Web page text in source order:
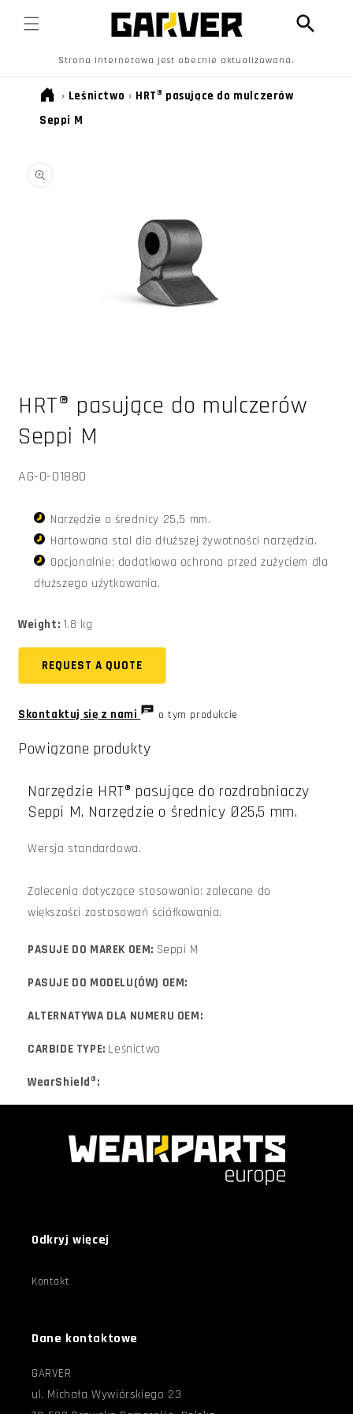
DO
TREŚCI
Strona internetowa jest obecnie aktualizowana.
› Leśnictwo › HRT® pasujące do mulczerów
Seppi M
INFORMACJI
1
w
modalnym
HRT® pasujące do mulczerów
Seppi M
SKU:
AG-0-01880
Narzędzie o średnicy 25,5 mm.
Hartowana stal dla dłuższej żywotności narzędzia.
Opcjonalnie: dodatkowa ochrona przed zużyciem dla
dłuższego użytkowania.
Weight: 1.8 kg
REQUEST A QUOTE
Skontaktuj się z nami o tym produkcie
Powiązane produkty
Narzędzie HRT® pasujące do rozdrabniaczy
Seppi M. Narzędzie o średnicy Ø25,5 mm.
Wersja standardowa.
Zalecenia dotyczące stosowania: zalecane do
większości zastosowań ściółkowania.
PASUJE DO MAREK OEM: Seppi M
PASUJE DO MODELU(ÓW) OEM:
ALTERNATYWA DLA NUMERU OEM:
CARBIDE TYPE: Leśnictwo
WearShield®:
Odkryj więcej
Kontakt
Dane kontaktowe
GARVER
ul. Michała Wywiórskiego 23